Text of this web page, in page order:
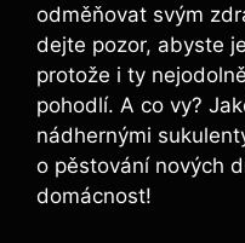
odměňovat svým
dejte pozor, abyste
protože i ty
pohodlí. A co vy?
nádhernými
o pěstování nových
domácnost!